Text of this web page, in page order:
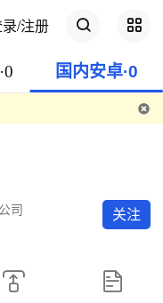
/注册
国内安卓·0
司 关注